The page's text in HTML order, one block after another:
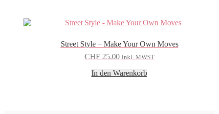
Street Style – Make Your Own Moves
CHF25.00 inkl. MWST
In den Warenkorb